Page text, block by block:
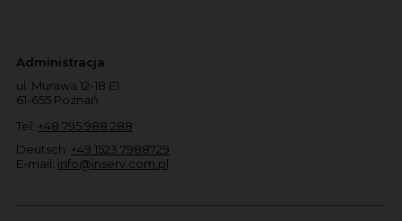
Administracja
ul. Murawa 12-18 E1
61-655 Poznań
Tel: +48 795 988 288
Deutsch: +49 1523 7988729
E-mail: info@inserv.com.pl